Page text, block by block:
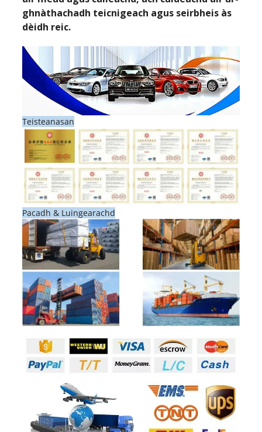
ghnàthachadh teicnigeach agus seirbheis às
dèidh reic.
Teisteanasan
Pacadh & Luingearachd